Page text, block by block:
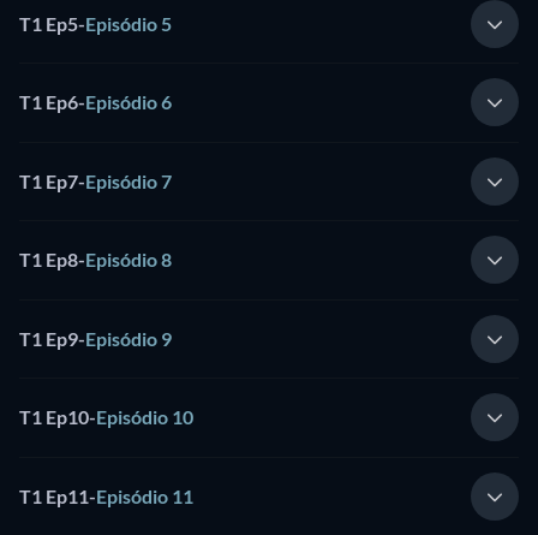
T1 Ep5-Episódio 5
T1 Ep6-Episódio 6
T1 Ep7-Episódio 7
T1 Ep8-Episódio 8
T1 Ep9-Episódio 9
T1 Ep10-Episódio 10
T1 Ep11-Episódio 11